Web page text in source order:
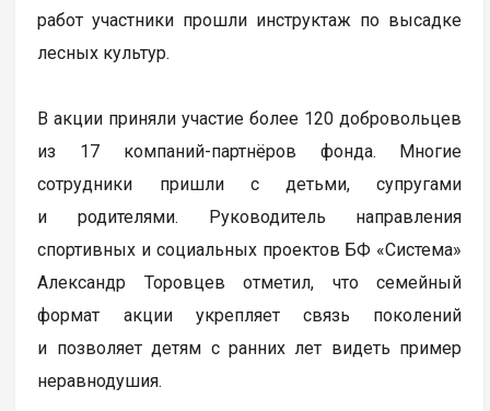
работ участники прошли инструктаж по высадке
лесных культур.
В акции приняли участие более 120 добровольцев
из 17 компаний-партнёров фонда. Многие
сотрудники пришли с детьми, супругами
и родителями. Руководитель направления
спортивных и социальных проектов БФ «Система»
Александр Торовцев отметил, что семейный
формат акции укрепляет связь поколений
и позволяет детям с ранних лет видеть пример
неравнодушия.